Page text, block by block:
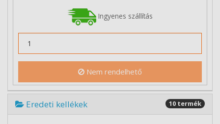
Ingyenes szállítás
Nem rendelhető
Eredeti kellékek 10 termék